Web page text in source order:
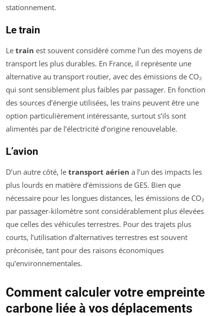
stationnement.
Le train
Le train est souvent considéré comme l’un des moyens de
transport les plus durables. En France, il représente une
alternative au transport routier, avec des émissions de CO₂
qui sont sensiblement plus faibles par passager. En fonction
des sources d’énergie utilisées, les trains peuvent être une
option particulièrement intéressante, surtout s’ils sont
alimentés par de l’électricité d’origine renouvelable.
L’avion
D’un autre côté, le transport aérien a l’un des impacts les
plus lourds en matière d’émissions de GES. Bien que
nécessaire pour les longues distances, les émissions de CO₂
par passager-kilomètre sont considérablement plus élevées
que celles des véhicules terrestres. Pour des trajets plus
courts, l’utilisation d’alternatives terrestres est souvent
préconisée, tant pour des raisons économiques
qu’environnementales.
Comment calculer votre empreinte
carbone liée à vos déplacements